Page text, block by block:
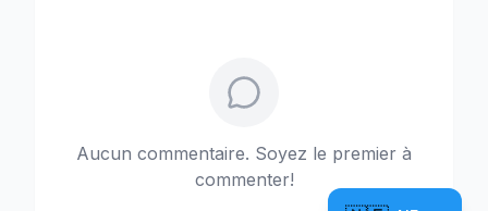
Aucun commentaire. Soyez le premier à
commenter!